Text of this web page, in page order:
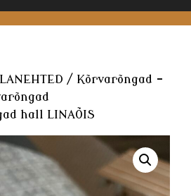
/ Kõrvarõngad -
hall LINAÕIS